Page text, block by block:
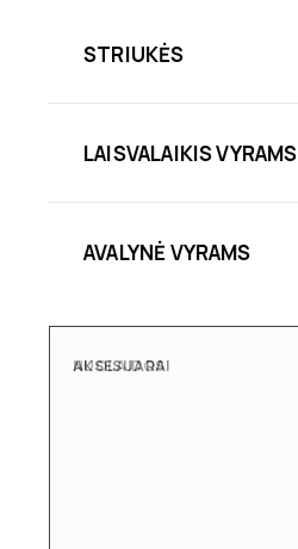
STRIUKĖS
LAISVALAIKIS VYRAMS
AVALYNĖ VYRAMS
AKSESUARAI